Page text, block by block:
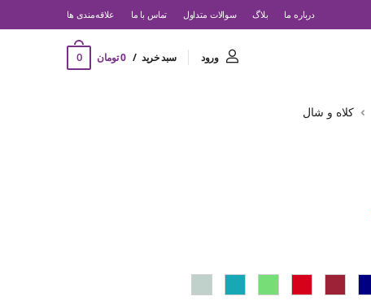
درباره ما بلاگ سوالات متداول تماس با ما ‌علاقه‌مندی ها
ورود سبد خرید 0 تومان 0
کلاه و شال